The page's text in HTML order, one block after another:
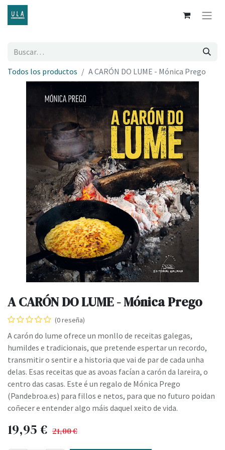
Todos los productos A CARÓN DO LUME - Mónica Prego
A CARÓN DO LUME - Mónica Prego
(0 reseña)
A carón do lume ofrece un monllo de receitas galegas,
humildes e tradicionais, que pretende espertar un recordo,
transmitir o sentir e a historia que vai de par de cada unha
delas. Esas receitas que as avoas facían a carón da lareira, o
centro das casas. Este é un regalo de Mónica Prego
(Pandebroa.es) para fillos e netos, para que no futuro poidan
coñecer e entender algo máis daquel xeito de vida.
19,95 € 21,00€